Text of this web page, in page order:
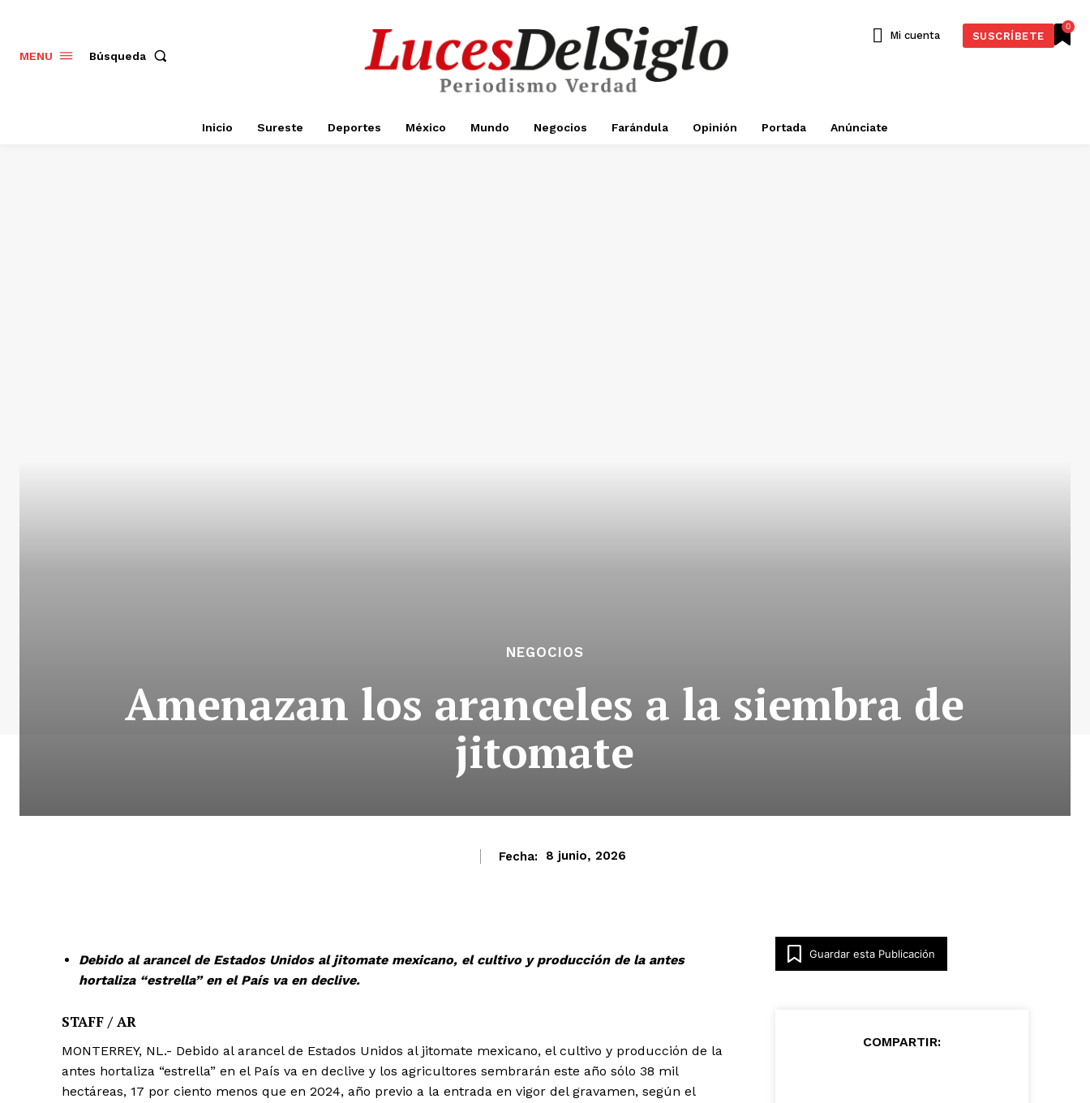
MENU Búsqueda
0
Mi cuenta SUSCRÍBETE
Inicio Sureste Deportes México Mundo Negocios Farándula Opinión Portada Anúnciate
NEGOCIOS
Amenazan los aranceles a la siembra de
jitomate
Fecha: 8 junio, 2026
Debido al arancel de Estados Unidos al jitomate mexicano, el cultivo y producción de la antes
hortaliza “estrella” en el País va en declive.
STAFF / AR
MONTERREY, NL.- Debido al arancel de Estados Unidos al jitomate mexicano, el cultivo y producción de la
antes hortaliza “estrella” en el País va en declive y los agricultores sembrarán este año sólo 38 mil
hectáreas, 17 por ciento menos que en 2024, año previo a la entrada en vigor del gravamen, según el
Guardar esta Publicación
COMPARTIR: